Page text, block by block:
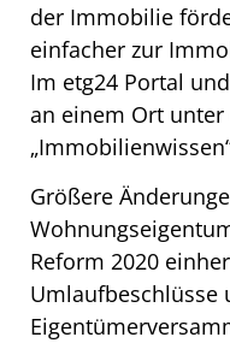
der Immobilie
einfacher zur
Im etg24 Portal
an einem Ort
Größere
Reform 2020
Umlaufbeschlüsse